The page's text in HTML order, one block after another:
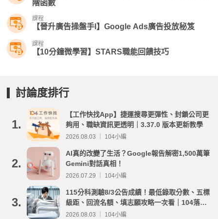
階函數
課程
【晉升廣告操盤手I】Google Ads廣告投放秘笈
課程
【10分鐘微學習】STARS職能回饋技巧
討論度排行
1.
【工作快找App】捷運搜尋更彈性、封鎖公司更
夠用、職缺資訊更透明｜3.37.0 版本更新教學
2026.08.03 ｜ 104小編
2.
AI真的改變了生活？Google報告解密1,500萬筆
Gemini對話真相！
2026.07.29 ｜ 104小編
3.
115分科測驗8/3公告成績！最低錄取分數、五標
級距、回流名額、填志願攻略一次看｜104落點
分析
2026.08.03 ｜ 104小編